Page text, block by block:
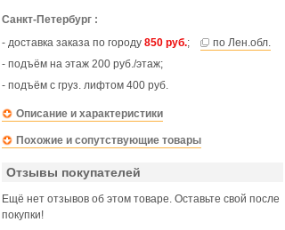
Санкт-Петербург :
- доставка заказа по городу 850 руб.;
по Лен.обл.
- подъём на этаж 200 руб./этаж;
- подъём с груз. лифтом 400 руб.
Описание и характеристики
Похожие и сопутствующие товары
Отзывы покупателей
Ещё нет отзывов об этом товаре. Оставьте свой после
покупки!